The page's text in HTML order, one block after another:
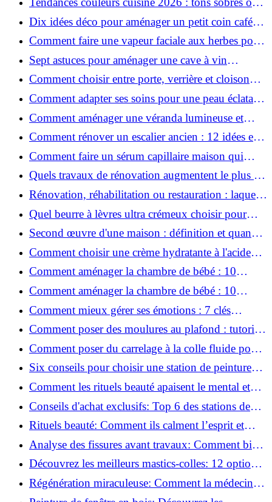
colorés, que choisir ?
Dix idées déco pour aménager un petit coin café
chez soi
Comment faire une vapeur faciale aux herbes pour
une peau plus saine et rajeunie ?
Sept astuces pour aménager une cave à vin
naturelle chez soi
Comment choisir entre porte, verrière et cloison
coulissante pour séparer vos pièces ?
Comment adapter ses soins pour une peau éclatante
en hiver ?
Comment aménager une véranda lumineuse et
conviviale : 12 idées déco
Comment rénover un escalier ancien : 12 idées et
astuces faciles pas à pas
Comment faire un sérum capillaire maison qui
stimule réellement la pousse des cheveux ?
Quels travaux de rénovation augmentent le plus la
valeur d'une maison pour la revente ?
Rénovation, réhabilitation ou restauration : laquelle
convient le mieux à mon logement ?
Quel beurre à lèvres ultra crémeux choisir pour
lèvres sèches et gercées?
Second œuvre d'une maison : définition et quand
le réaliser
Comment choisir une crème hydratante à l'acide
hyaluronique et niacinamide ?
Comment aménager la chambre de bébé : 10
conseils sécurité, déco et rangement
Comment aménager la chambre de bébé : 10
conseils sécurité, déco et rangement
Comment mieux gérer ses émotions : 7 clés
pratiques
Comment poser des moulures au plafond : tutoriel
vidéo pas à pas ?
Comment poser du carrelage à la colle fluide pour
un rendu professionnel ?
Six conseils pour choisir une station de peinture
basse pression
Comment les rituels beauté apaisent le mental et
créent des moments pour soi ?
Conseils d'achat exclusifs: Top 6 des stations de
peinture basse pression incontournables!
Rituels beauté: Comment ils calment l’esprit et
chouchoutent votre âme!
Analyse des fissures avant travaux: Comment bien
préparer vos surfaces!
Découvrez les meilleurs mastics-colles: 12 options
dès 6,70 €!
Régénération miraculeuse: Comment la médecine
régénérative peut restaurer votre confiance!